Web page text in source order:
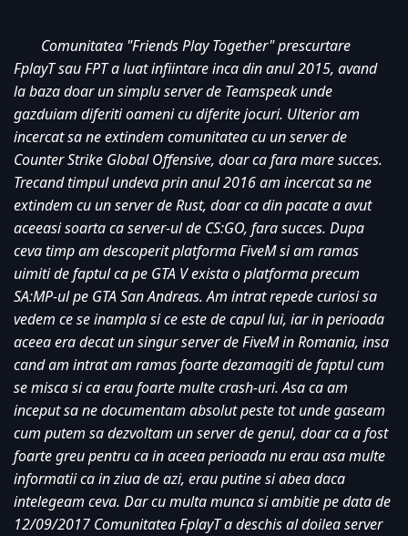
Comunitatea "Friends Play Together" prescurtare
FplayT sau FPT a luat infiintare inca din anul 2015, avand
la baza doar un simplu server de Teamspeak unde
gazduiam diferiti oameni cu diferite jocuri. Ulterior am
incercat sa ne extindem comunitatea cu un server de
Counter Strike Global Offensive, doar ca fara mare succes.
Trecand timpul undeva prin anul 2016 am incercat sa ne
extindem cu un server de Rust, doar ca din pacate a avut
aceeasi soarta ca server-ul de CS:GO, fara succes. Dupa
ceva timp am descoperit platforma FiveM si am ramas
uimiti de faptul ca pe GTA V exista o platforma precum
SA:MP-ul pe GTA San Andreas. Am intrat repede curiosi sa
vedem ce se inampla si ce este de capul lui, iar in perioada
aceea era decat un singur server de FiveM in Romania, insa
cand am intrat am ramas foarte dezamagiti de faptul cum
se misca si ca erau foarte multe crash-uri. Asa ca am
inceput sa ne documentam absolut peste tot unde gaseam
cum putem sa dezvoltam un server de genul, doar ca a fost
foarte greu pentru ca in aceea perioada nu erau asa multe
informatii ca in ziua de azi, erau putine si abea daca
intelegeam ceva. Dar cu multa munca si ambitie pe data de
12/09/2017 Comunitatea FplayT a deschis al doilea server